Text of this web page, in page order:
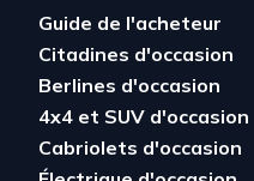
Guide de l'acheteur
Citadines d'occasion
Berlines d'occasion
4x4 et SUV d'occasion
Cabriolets d'occasion